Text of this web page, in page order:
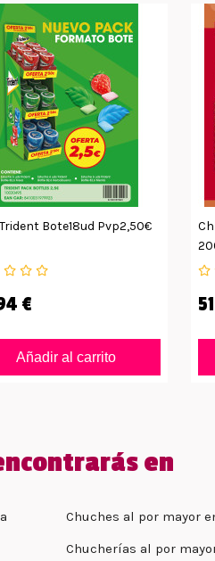
Bote18ud Pvp2,50€
€
Añadir al carrito
en
Chuches al por mayor
Chucherías al por